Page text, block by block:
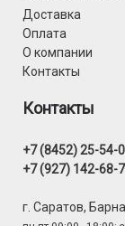
Доставка
Оплата
О компании
Контакты
Контакты
+7 (8452) 25-54-
+7 (927) 142-68-
г. Саратов,